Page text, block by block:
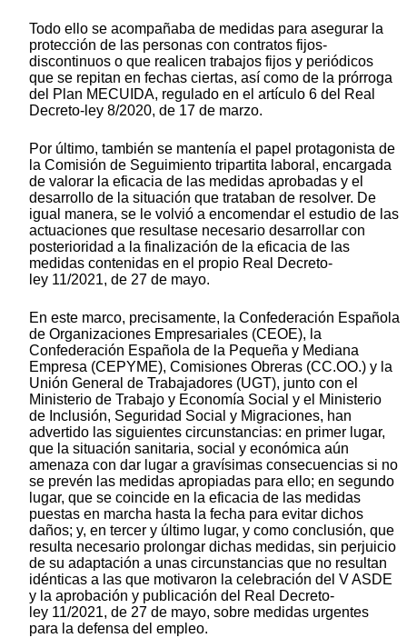
Todo ello se acompañaba de medidas para asegurar la
protección de las personas con contratos fijos-
discontinuos o que realicen trabajos fijos y periódicos
que se repitan en fechas ciertas, así como de la prórroga
del Plan MECUIDA, regulado en el artículo 6 del Real
Decreto-ley 8/2020, de 17 de marzo.
Por último, también se mantenía el papel protagonista de
la Comisión de Seguimiento tripartita laboral, encargada
de valorar la eficacia de las medidas aprobadas y el
desarrollo de la situación que trataban de resolver. De
igual manera, se le volvió a encomendar el estudio de las
actuaciones que resultase necesario desarrollar con
posterioridad a la finalización de la eficacia de las
medidas contenidas en el propio Real Decreto-
ley 11/2021, de 27 de mayo.
En este marco, precisamente, la Confederación Española
de Organizaciones Empresariales (CEOE), la
Confederación Española de la Pequeña y Mediana
Empresa (CEPYME), Comisiones Obreras (CC.OO.) y la
Unión General de Trabajadores (UGT), junto con el
Ministerio de Trabajo y Economía Social y el Ministerio
de Inclusión, Seguridad Social y Migraciones, han
advertido las siguientes circunstancias: en primer lugar,
que la situación sanitaria, social y económica aún
amenaza con dar lugar a gravísimas consecuencias si no
se prevén las medidas apropiadas para ello; en segundo
lugar, que se coincide en la eficacia de las medidas
puestas en marcha hasta la fecha para evitar dichos
daños; y, en tercer y último lugar, y como conclusión, que
resulta necesario prolongar dichas medidas, sin perjuicio
de su adaptación a unas circunstancias que no resultan
idénticas a las que motivaron la celebración del V ASDE
y la aprobación y publicación del Real Decreto-
ley 11/2021, de 27 de mayo, sobre medidas urgentes
para la defensa del empleo.